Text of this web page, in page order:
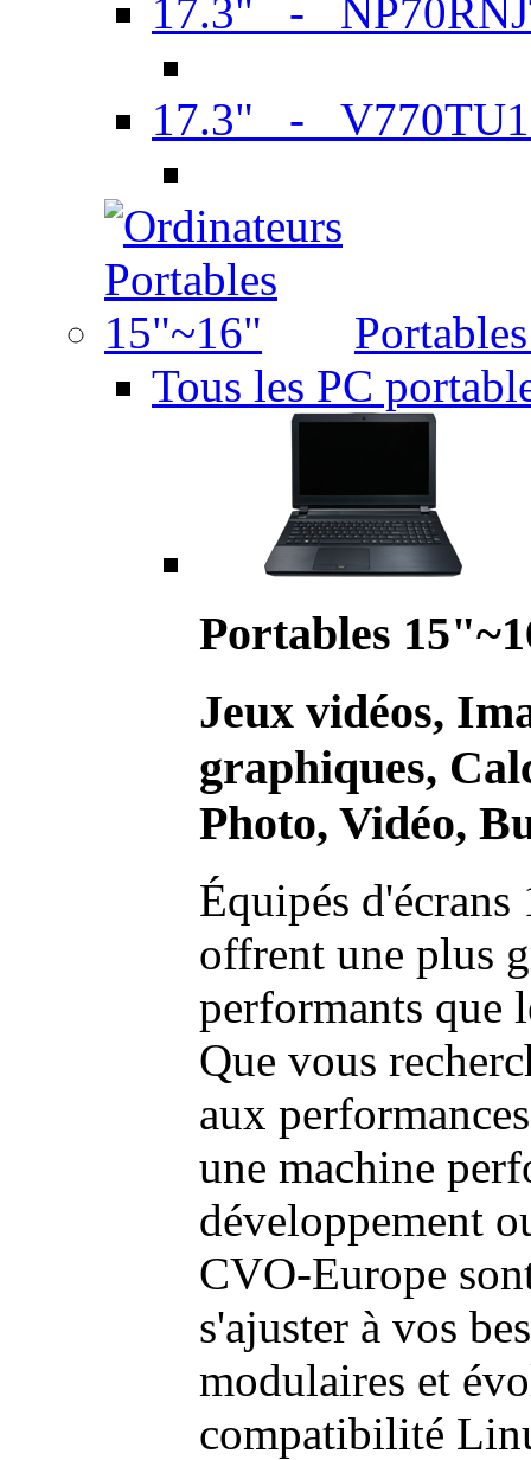
17.3" -
17.3" -
Tous les PC
Portables
Jeux vidéos,
graphiques,
Photo, Vidéo,
Équipés
offrent une plus
performants que
Que vous
aux
une machine
développement
CVO-Europe
s'ajuster à vos
modulaires et
compatibilité